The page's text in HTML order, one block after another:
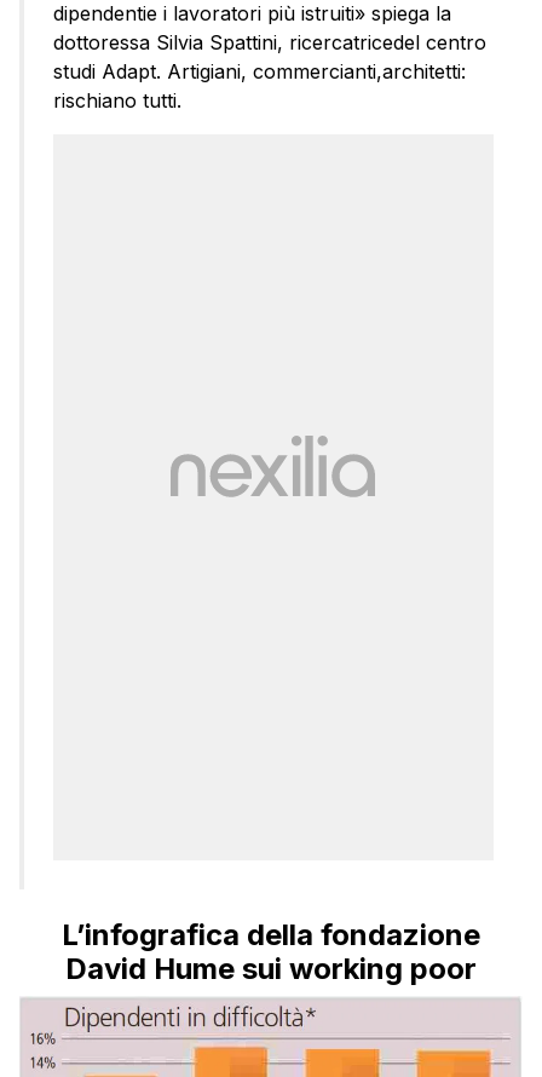
dipendentie i lavoratori più istruiti» spiega la
dottoressa Silvia Spattini, ricercatricedel centro
studi Adapt. Artigiani, commercianti,architetti:
rischiano tutti.
L’infografica della fondazione
David Hume sui working poor